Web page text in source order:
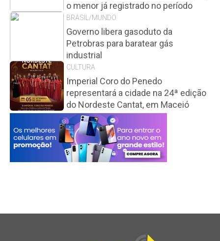
o menor já registrado no período
BRASIL/MUNDO
Governo libera gasoduto da
Petrobras para baratear gás
industrial
CULTURA
Imperial Coro do Penedo
representará a cidade na 24ª edição
do Nordeste Cantat, em Maceió